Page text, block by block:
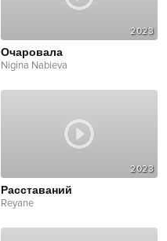
2023
Очаровала
Nigina Nabieva
2023
Расставаний
Reyane